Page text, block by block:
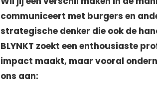
communiceert met burgers en
strategische denker die ook de
BLYNKT zoekt een enthousiaste
impact maakt, maar vooral
ons aan: